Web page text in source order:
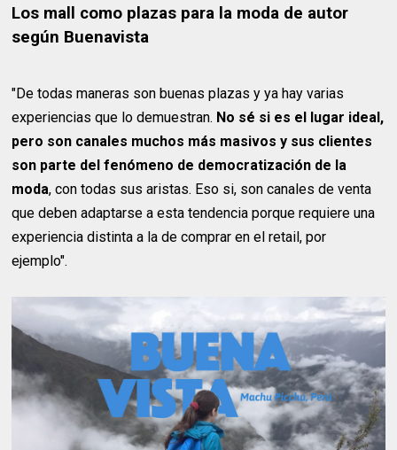
Los mall como plazas para la moda de autor
según Buenavista
"De todas maneras son buenas plazas y ya hay varias
experiencias que lo demuestran. No sé si es el lugar ideal,
pero son canales muchos más masivos y sus clientes
son parte del fenómeno de democratización de la
moda, con todas sus aristas. Eso si, son canales de venta
que deben adaptarse a esta tendencia porque requiere una
experiencia distinta a la de comprar en el retail, por
ejemplo".